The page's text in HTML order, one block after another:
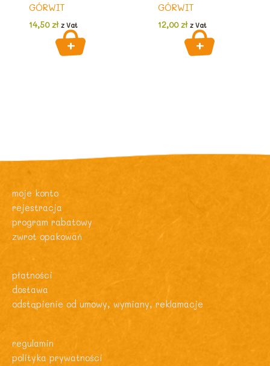
GÓRWIT
14,50zł z Vat
GÓRWIT
12,00zł z Vat
moje konto
rejestracja
program rabatowy
zwrot opakowań
płatności
dostawa
odstąpienie od umowy, wymiany, reklamacje
regulamin
polityka prywatności